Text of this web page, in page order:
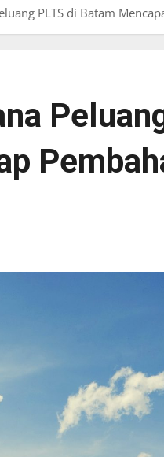
PLTS di Batam